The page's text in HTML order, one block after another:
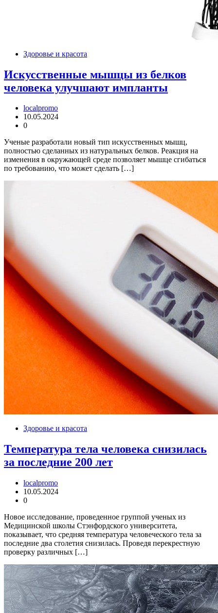
Здоровье и красота
Искусственные мышцы из белков
человека улучшают импланты
localpromo
10.05.2024
0
Ученые разработали новый тип искусственных мышц,
полностью сделанных из натуральных белков. Реакция на
изменения в окружающей среде позволяет мышце сгибаться
по требованию, что может сделать […]
Здоровье и красота
Температура тела человека снизилась
за последние 200 лет
localpromo
10.05.2024
0
Новое исследование, проведенное группой ученых из
Медицинской школы Стэнфордского университета,
показывает, что средняя температура человеческого тела за
последние два столетия снизилась. Проведя перекрестную
проверку различных […]